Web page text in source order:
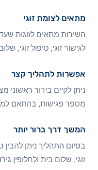
מתאים לצומת זוגי
השירות מתאים לזוגות
לגישור זוגי, טיפול זוגי,
אפשרות לתהליך קצר
ניתן לקיים בירור
מספר פגישות, בהתאם
המשך דרך ברור יותר
בסיום התהליך ניתן להבין
זוגי, שלום בית ולחלופין